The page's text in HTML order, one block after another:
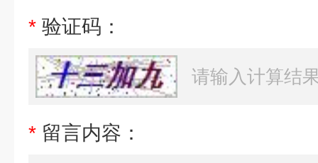
* 验证码：
* 留言内容：